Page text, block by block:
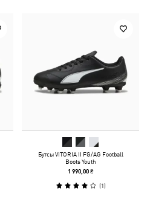
Бутсы VITORIA II FG/AG Football
Boots Youth
1 990,00 ₴
(1)